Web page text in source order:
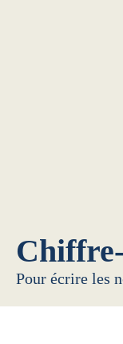
Pour écrire les